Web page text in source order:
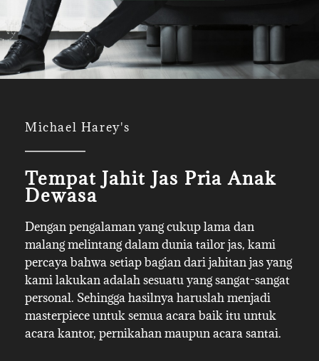
Michael Harey's
Tempat Jahit Jas Pria Anak
Dewasa
Dengan pengalaman yang cukup lama dan
malang melintang dalam dunia tailor jas, kami
percaya bahwa setiap bagian dari jahitan jas yang
kami lakukan adalah sesuatu yang sangat-sangat
personal. Sehingga hasilnya haruslah menjadi
masterpiece untuk semua acara baik itu untuk
acara kantor, pernikahan maupun acara santai.